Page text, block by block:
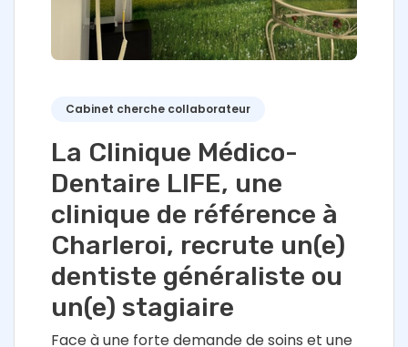
Cabinet cherche collaborateur
La Clinique Médico-
Dentaire LIFE, une
clinique de référence à
Charleroi, recrute un(e)
dentiste généraliste ou
un(e) stagiaire
Face à une forte demande de soins et une